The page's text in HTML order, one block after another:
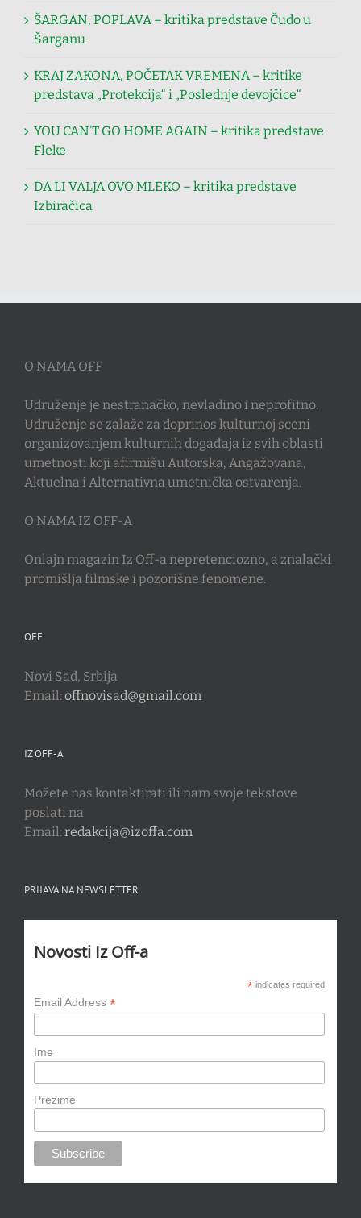
ŠARGAN, POPLAVA – kritika predstave Čudo u
Šarganu
KRAJ ZAKONA, POČETAK VREMENA – kritike
predstava „Protekcija“ i „Poslednje devojčice“
YOU CAN’T GO HOME AGAIN – kritika predstave
Fleke
DA LI VALJA OVO MLEKO – kritika predstave
Izbiračica
O NAMA OFF
Udruženje je nestranačko, nevladino i neprofitno.
Udruženje se zalaže za doprinos kulturnoj sceni
organizovanjem kulturnih događaja iz svih oblasti
umetnosti koji afirmišu Autorska, Angažovana,
Aktuelna i Alternativna umetnička ostvarenja.
O NAMA IZ OFF-A
Onlajn magazin Iz Off-a nepretenciozno, a znalački
promišlja filmske i pozorišne fenomene.
OFF
Novi Sad, Srbija
Email:offnovisad@gmail.com
IZ OFF-A
Možete nas kontaktirati ili nam svoje tekstove
poslati na
Email:redakcija@izoffa.com
PRIJAVA NA NEWSLETTER
Novosti Iz Off-a
*indicates required
Email Address *
Ime
Prezime